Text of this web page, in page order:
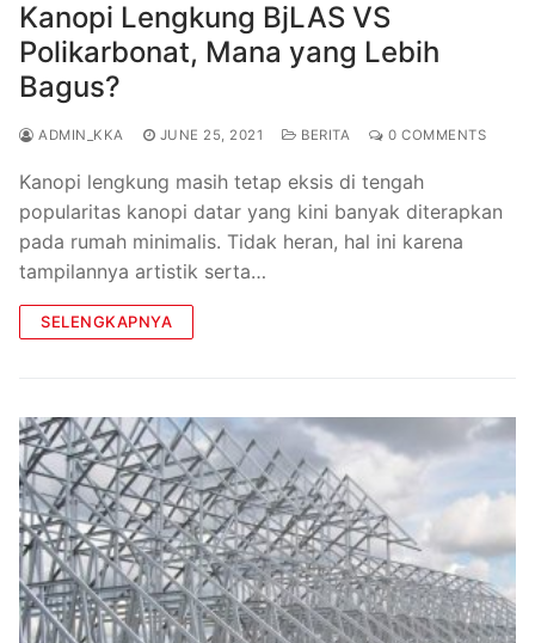
Kanopi Lengkung BjLAS VS
Polikarbonat, Mana yang Lebih
Bagus?
ADMIN_KKA JUNE 25, 2021 BERITA 0 COMMENTS
Kanopi lengkung masih tetap eksis di tengah
popularitas kanopi datar yang kini banyak diterapkan
pada rumah minimalis. Tidak heran, hal ini karena
tampilannya artistik serta…
SELENGKAPNYA